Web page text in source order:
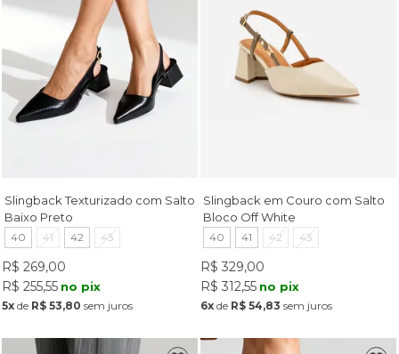
Slingback Texturizado com Salto
Baixo Preto
40 41 42 43
R$ 269,00
R$ 255,55 no pix
5xde R$ 53,80 sem juros
Slingback em Couro com Salto
Bloco Off White
40 41 42 43
R$ 329,00
R$ 312,55 no pix
6x de R$ 54,83 sem juros